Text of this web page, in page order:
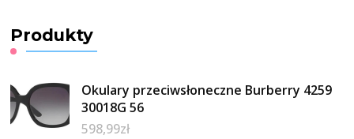
Produkty
Okulary przeciwsłoneczne Burberry 4259
30018G 56
598,99zł